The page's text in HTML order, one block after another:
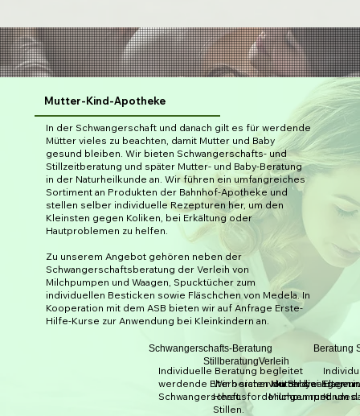
Mutter-Kind-Apotheke
In der Schwangerschaft und danach gilt es für werdende
Mütter vieles zu beachten, damit Mutter und Baby
gesund bleiben. Wir bieten Schwangerschafts- und
Stillzeitberatung und später Mutter- und Baby-Beratung
in der Naturheilkunde an. Wir führen ein umfangreiches
Sortiment an Produkten der Bahnhof-Apotheke und
stellen selber individuelle Rezepturen her, um den
Kleinsten gegen Koliken, bei Erkältung oder
Hautproblemen zu helfen.
Zu unserem Angebot gehören neben der
Schwangerschaftsberatung der Verleih von
Milchpumpen und Waagen, Spucktücher zum
individuellen Besticken sowie Fläschchen von Medela. In
Kooperation mit dem ASB bieten wir auf Anfrage Erste-
Hilfe-Kurse zur Anwendung bei Kleinkindern an.
Schwangerschafts-Beratung
Individuelle Beratung begleitet
werdende Eltern sicher durch die
Schwangerschaft.
Stillberatung
Wir beraten Mütter bei Fragen
Herausforderungen rund um
Stillen.
Verleih
von Babywaagen
Milchpumpen
Beratung
Eltern
Kindes.